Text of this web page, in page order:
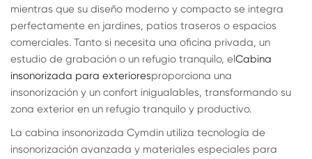
mientras que su diseño moderno y compacto se integra
perfectamente en jardines, patios traseros o espacios
comerciales. Tanto si necesita una oficina privada, un
estudio de grabación o un refugio tranquilo, elCabina
insonorizada para exterioresproporciona una
insonorización y un confort inigualables, transformando su
zona exterior en un refugio tranquilo y productivo.
La cabina insonorizada Cymdin utiliza tecnología de
insonorización avanzada y materiales especiales para